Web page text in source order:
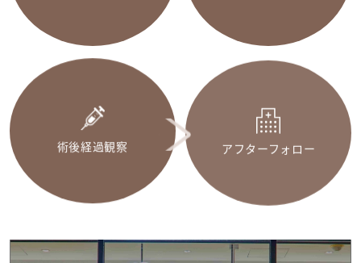
術後経過観察 アフターフォロー